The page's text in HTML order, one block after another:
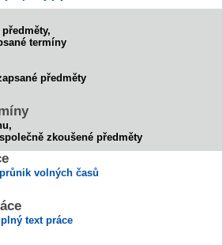
termíny
předměty
zkoušené předměty
volných časů
text práce